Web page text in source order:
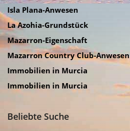
Isla Plana-Anwesen
La Azohia-Grundstück
Mazarron-Eigenschaft
Mazarron Country Club-Anwesen
Immobilien in Murcia
Immobilien in Murcia
Beliebte Suche